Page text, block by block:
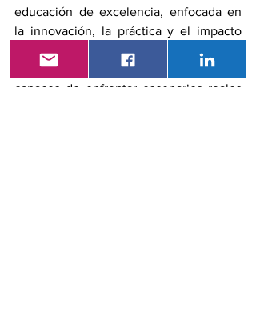
educación de excelencia, enfocada en
la innovación, la práctica y el impacto
social. Este proyecto representa una
apuesta por formar profesionales
capaces de enfrentar escenarios reales